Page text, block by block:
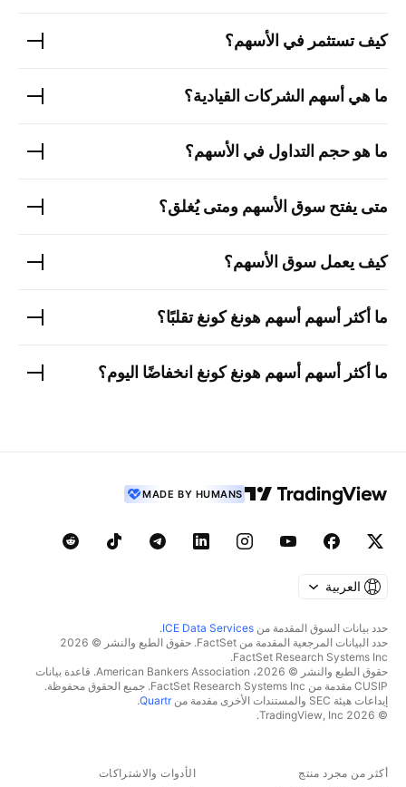
كيف تستثمر في الأسهم؟
ما هي أسهم الشركات القيادية؟
ما هو حجم التداول في الأسهم؟
متى يفتح سوق الأسهم ومتى يُغلق؟
كيف يعمل سوق الأسهم؟
ما أكثر أسهم أسهم هونغ كونغتقلبًا؟
ما أكثر أسهم أسهم هونغ كونغ انخفاضًا اليوم؟
MADE BY HUMANS
العربية
حدد بيانات السوق المقدمة من ICE Data Services
.
حدد البيانات المرجعية المقدمة من FactSet. حقوق الطبع والنشر © 2026
FactSet Research Systems Inc.
حقوق الطبع والنشر © 2026، American Bankers Association. قاعدة بيانات
CUSIP مقدمة من FactSet Research Systems Inc. جميع الحقوق محفوظة.
إيداعات هيئة SEC والمستندات الأخرى مقدمة من
Quartr
.
© 2026 TradingView, Inc.
أكثر من مجرد منتج الأدوات والاشتراكات